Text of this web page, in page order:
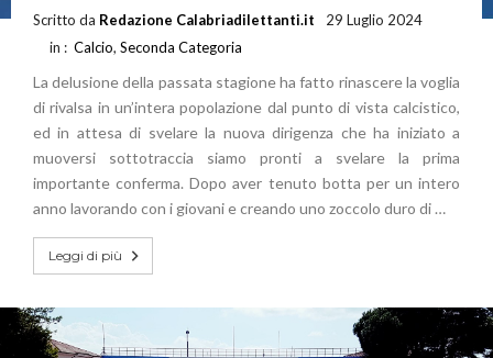
Scritto da Redazione Calabriadilettanti.it
29 Luglio 2024
in : Calcio, Seconda Categoria
La delusione della passata stagione ha fatto rinascere la voglia
di rivalsa in un’intera popolazione dal punto di vista calcistico,
ed in attesa di svelare la nuova dirigenza che ha iniziato a
muoversi sottotraccia siamo pronti a svelare la prima
importante conferma. Dopo aver tenuto botta per un intero
anno lavorando con i giovani e creando uno zoccolo duro di …
Leggi di più